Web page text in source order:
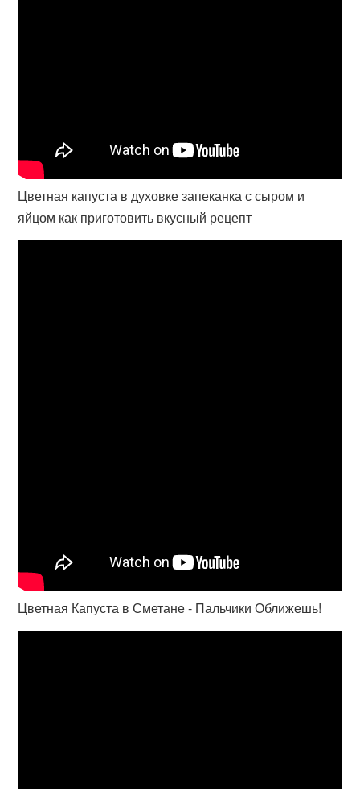
Цветная капуста в духовке запеканка с сыром и
яйцом как приготовить вкусный рецепт
Цветная Капуста в Сметане - Пальчики Оближешь!